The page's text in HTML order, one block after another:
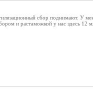
сбор поднимают. У
и растаможкой у нас здесь 12